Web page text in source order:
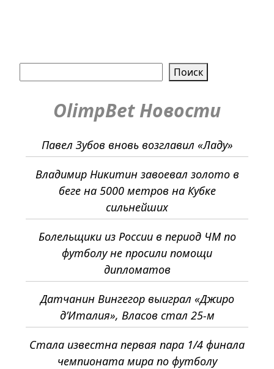
Поиск
OlimpBet Новости
Павел Зубов вновь возглавил «Ладу»
Владимир Никитин завоевал золото в
беге на 5000 метров на Кубке
сильнейших
Болельщики из России в период ЧМ по
футболу не просили помощи
дипломатов
Датчанин Вингегор выиграл «Джиро
д’Италия», Власов стал 25-м
Стала известна первая пара 1/4 финала
чемпионата мира по футболу